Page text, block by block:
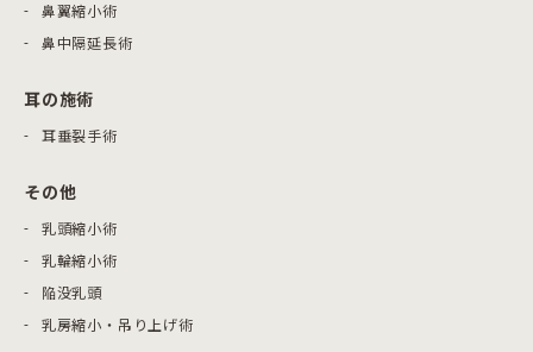
鼻翼縮小術
鼻中隔延長術
耳の施術
耳垂裂手術
その他
乳頭縮小術
乳輪縮小術
陥没乳頭
乳房縮小・吊り上げ術